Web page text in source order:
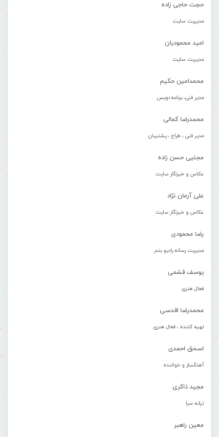
حجت حاجی زاده
مدیریت سایت
امید محمودیان
مدیریت سایت
محمدامین حکیم
مدیر فنی، برنامه نویس
محمدرضا کمالی
مدیر فنی ، طراح ، پشتیبان
مجتبی حسن زاده
عکاس و خبرنگار سایت
علی آرمان نژاد
عکاس و خبرنگار سایت
رضا محمودی
مدیریت رسانه رادیو بندر
یوسف قشمی
فعال هنری
محمدرضا اقدسی
تهیه کننده ، فعال هنری
اسحق احمدی
آهنگساز و خواننده
مجید ذاکری
ترانه سرا
معین راهبر